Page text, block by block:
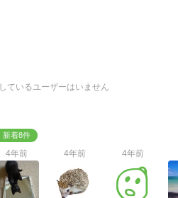
ているユーザーはいません
新着8件
4年前 4年前 4年前